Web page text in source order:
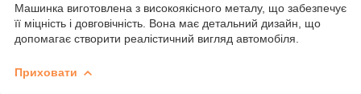
Машинка виготовлена з високоякісного металу, що забезпечує
її міцність і довговічність. Вона має детальний дизайн, що
допомагає створити реалістичний вигляд автомобіля.
Приховати